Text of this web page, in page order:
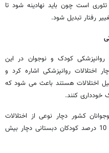
است چون باید نهادینه شود تا
رفتار تبدیل شود.
کودک و نوجوان در این
روانپزشکی اشاره کرد و
اختلالات هستند باعث می شود که
خودداری کنند.
و نوجوانان کشور دچار نوعی از اختلالات
روانپزشکی هستند، اظهارداشت: حدود 7 تا 10 درصد کودکان دبستانی دچار بیش